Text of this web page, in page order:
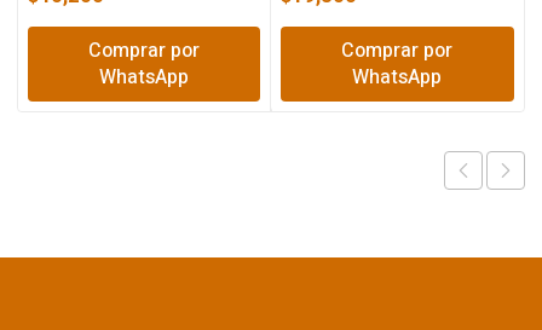
Comprar por
WhatsApp
Comprar por
WhatsApp